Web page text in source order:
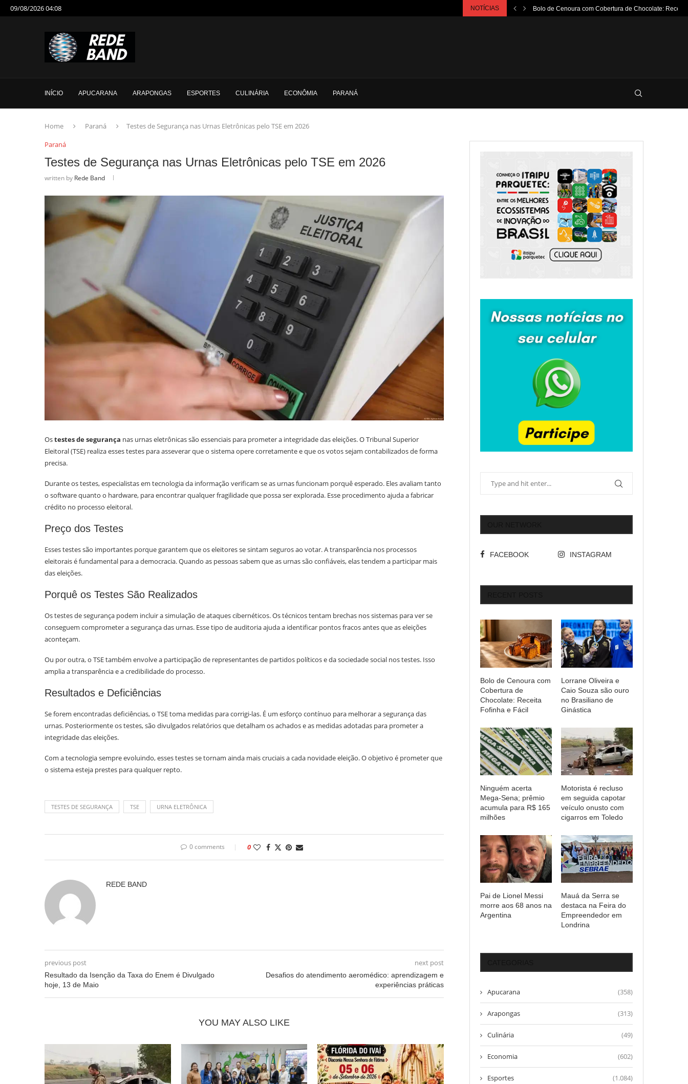
09/08/2026 04:08 NOTÍCIAS Bolo de Cenoura com Cobertura de Chocolate:
INÍCIO APUCARANA ARAPONGAS ESPORTES CULINÁRIA ECONÔMIA PARANÁ
Home Paraná
Testes de Segurança nas Urnas Eletrônicas pelo TSE em 2026
Paraná
Testes de Segurança nas Urnas Eletrônicas pelo TSE em 2026
written by Rede Band
Ostestes de segurança nas urnas eletrônicas são essenciais para prometer a integridade das eleições. O Tribunal Superior
Eleitoral (TSE) realiza esses testes para asseverar que o sistema opere corretamente e que os votos sejam contabilizados de forma
precisa.
Durante os testes, especialistas em tecnologia da informação verificam se as urnas funcionam porquê esperado. Eles avaliam tanto
o software quanto o hardware, para encontrar qualquer fragilidade que possa ser explorada. Esse procedimento ajuda a fabricar
crédito no processo eleitoral.
Preço dos Testes
Esses testes são importantes porque garantem que os eleitores se sintam seguros ao votar. A transparência nos processos
eleitorais é fundamental para a democracia. Quando as pessoas sabem que as urnas são confiáveis, elas tendem a participar mais
das eleições.
Porquê os Testes São Realizados
Os testes de segurança podem incluir a simulação de ataques cibernéticos. Os técnicos tentam brechas nos sistemas para ver se
conseguem comprometer a segurança das urnas. Esse tipo de auditoria ajuda a identificar pontos fracos antes que as eleições
aconteçam.
Ou por outra, o TSE também envolve a participação de representantes de partidos políticos e da sociedade social nos testes. Isso
amplia a transparência e a credibilidade do processo.
Resultados e Deficiências
Se forem encontradas deficiências, o TSE toma medidas para corrigi-las. É um esforço contínuo para melhorar a segurança das
urnas. Posteriormente os testes, são divulgados relatórios que detalham os achados e as medidas adotadas para prometer a
integridade das eleições.
Com a tecnologia sempre evoluindo, esses testes se tornam ainda mais cruciais a cada novidade eleição. O objetivo é prometer que
o sistema esteja prestes para qualquer repto.
TESTES DE SEGURANÇA TSE URNA ELETRÔNICA
0 comments 0
REDE BAND
previous post
Resultado da Isenção da Taxa do Enem é Divulgado
hoje, 13 de Maio
next post
Desafios do atendimento aeromédico: aprendizagem e
experiências práticas
YOU MAY ALSO LIKE
FACEBOOK INSTAGRAM
Bolo de Cenoura com
Cobertura de
Chocolate: Receita
Fofinha e Fácil
Lorrane Oliveira e
Caio Souza são ouro
no Brasiliano de
Ginástica
Ninguém acerta
Mega-Sena; prêmio
acumula para R$ 165
milhões
Motorista é recluso
em seguida capotar
veículo onusto com
cigarros em Toledo
Pai de Lionel Messi
morre aos 68 anos na
Argentina
Mauá da Serra se
destaca na Feira do
Empreendedor em
Londrina
Apucarana (358)
Arapongas (313)
Culinária (49)
Economia (602)
Esportes (1.084)